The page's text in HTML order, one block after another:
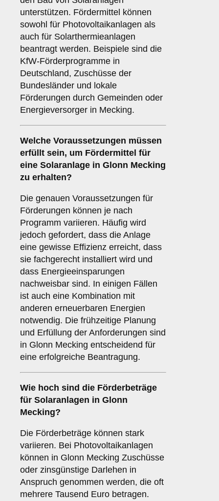
unterstützen. Fördermittel können
sowohl für Photovoltaikanlagen als
auch für Solarthermieanlagen
beantragt werden. Beispiele sind die
KfW-Förderprogramme in
Deutschland, Zuschüsse der
Bundesländer und lokale
Förderungen durch Gemeinden oder
Energieversorger in Mecking.
Welche Voraussetzungen müssen
erfüllt sein, um Fördermittel für
eine Solaranlage in Glonn Mecking
zu erhalten?
Die genauen Voraussetzungen für
Förderungen können je nach
Programm variieren. Häufig wird
jedoch gefordert, dass die Anlage
eine gewisse Effizienz erreicht, dass
sie fachgerecht installiert wird und
dass Energieeinsparungen
nachweisbar sind. In einigen Fällen
ist auch eine Kombination mit
anderen erneuerbaren Energien
notwendig. Die frühzeitige Planung
und Erfüllung der Anforderungen sind
in Glonn Mecking entscheidend für
eine erfolgreiche Beantragung.
Wie hoch sind die Förderbeträge
für Solaranlagen in Glonn
Mecking?
Die Förderbeträge können stark
variieren. Bei Photovoltaikanlagen
können in Glonn Mecking Zuschüsse
oder zinsgünstige Darlehen in
Anspruch genommen werden, die oft
mehrere Tausend Euro betragen.